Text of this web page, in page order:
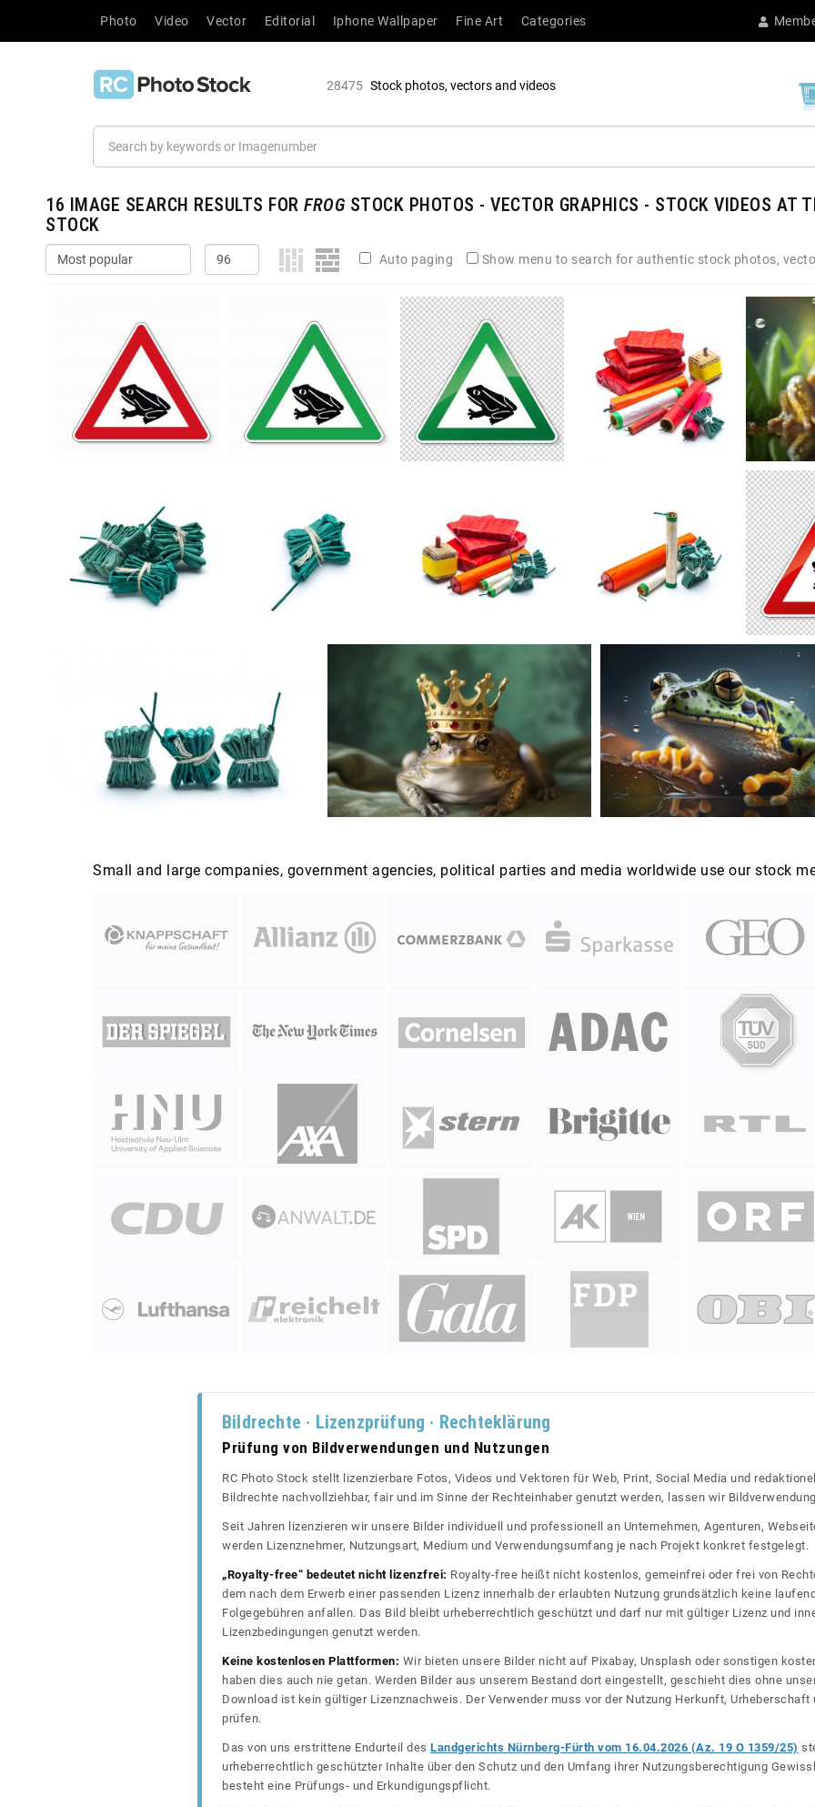
Photo Video Vector Editorial Iphone Wallpaper Fine Art Categories
28475 Stock photos, vectors and videos
16 IMAGE SEARCH RESULTS FOR FROG STOCK PHOTOS - VECTOR GRAPHICS - STOCK VIDEOS AT
STOCK
Auto paging Show menu to search for authentic stock photos,
Small and large companies, government agencies, political parties and media worldwide use our stock
Bildrechte · Lizenzprüfung · Rechteklärung
Prüfung von Bildverwendungen und Nutzungen
RC Photo Stock stellt lizenzierbare Fotos, Videos und Vektoren für Web, Print, Social Media und
Bildrechte nachvollziehbar, fair und im Sinne der Rechteinhaber genutzt werden, lassen wir
Seit Jahren lizenzieren wir unsere Bilder individuell und professionell an Unternehmen, Agenturen,
werden Lizenznehmer, Nutzungsart, Medium und Verwendungsumfang je nach Projekt konkret festgelegt.
„Royalty-free“ bedeutet nicht lizenzfrei: Royalty-free heißt nicht kostenlos, gemeinfrei oder frei von
dem nach dem Erwerb einer passenden Lizenz innerhalb der erlaubten Nutzung grundsätzlich keine
Folgegebühren anfallen. Das Bild bleibt urheberrechtlich geschützt und darf nur mit gültiger Lizenz und
Lizenzbedingungen genutzt werden.
Keine kostenlosen Plattformen: Wir bieten unsere Bilder nicht auf Pixabay, Unsplash oder sonstigen
haben dies auch nie getan. Werden Bilder aus unserem Bestand dort eingestellt, geschieht dies ohne
Download ist kein gültiger Lizenznachweis. Der Verwender muss vor der Nutzung Herkunft,
prüfen.
Das von uns erstrittene Endurteil des Landgerichts Nürnberg-Fürth vom 16.04.2026 (Az. 19 O 1359/25)
urheberrechtlich geschützter Inhalte über den Schutz und den Umfang ihrer Nutzungsberechtigung
besteht eine Prüfungs- und Erkundigungspflicht.